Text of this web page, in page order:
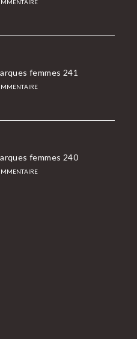
femmes 241
femmes 240